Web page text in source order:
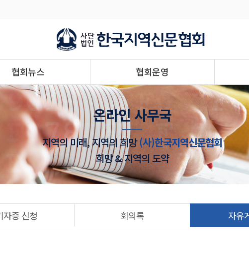
협회뉴스 협회운영
온라인 사무국
지역의 미래, 지역의 희망(사)한국지역신문협회
희망 & 지역의 도약
자증 신청 회의록 자유